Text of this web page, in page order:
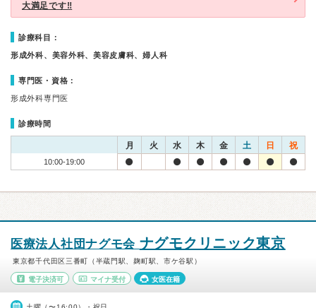
大満足です‼
診療科目：
形成外科、美容外科、美容皮膚科、婦人科
専門医・資格：
形成外科専門医
診療時間
月 火 水 木 金 土 日 祝
10:00-19:00
医療法人社団ナグモ会 ナグモクリニック東京
東京都千代田区三番町（半蔵門駅、麹町駅、市ケ谷駅）
電子決済可 マイナ受付 女医在籍